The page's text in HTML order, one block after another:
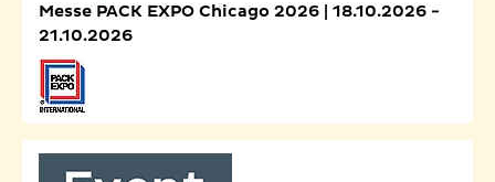
Messe PACK EXPO Chicago 2026 | 18.10.2026 -
21.10.2026